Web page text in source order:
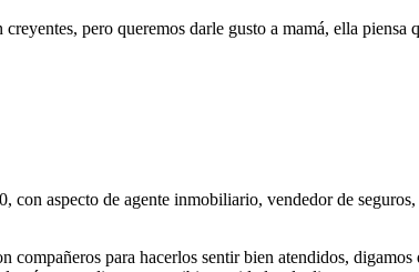
pero queremos darle gusto a mamá, ella
aspecto de agente inmobiliario, vendedor de
para hacerlos sentir bien atendidos,